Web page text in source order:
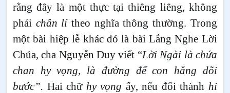
rằng đây là một thực tại thiêng liêng, không
phải chân lítheo nghĩa thông thường. Trong
một bài hiệp lễ khác đó là bài Lắng Nghe Lời
Chúa, cha Nguyễn Duy viết “Lời Ngài là chứa
chan hy vọng, là đường để con hằng dõi
bước”. Hai chữ hy vọng ấy, nếu đổi thành hi